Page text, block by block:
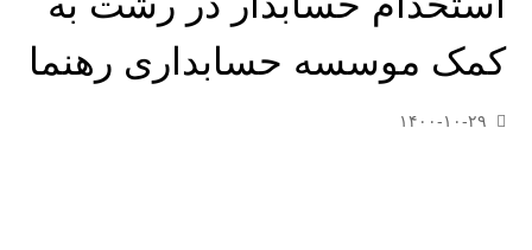
کمک موسسه حسابداری رهنما
۱۴۰۰-۱۰-۲۹